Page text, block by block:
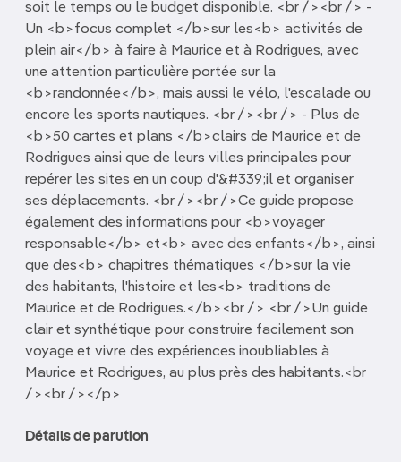
soit le temps ou le budget disponible. <br /><br /> -
Un <b>focus complet </b>sur les<b> activités de
plein air</b> à faire à Maurice et à Rodrigues, avec
une attention particulière portée sur la
<b>randonnée</b>, mais aussi le vélo, l'escalade ou
encore les sports nautiques. <br /><br /> - Plus de
<b>50 cartes et plans </b>clairs de Maurice et de
Rodrigues ainsi que de leurs villes principales pour
repérer les sites en un coup d'&#339;il et organiser
ses déplacements. <br /><br />Ce guide propose
également des informations pour <b>voyager
responsable</b> et<b> avec des enfants</b>, ainsi
que des<b> chapitres thématiques </b>sur la vie
des habitants, l'histoire et les<b> traditions de
Maurice et de Rodrigues.</b><br /> <br />Un guide
clair et synthétique pour construire facilement son
voyage et vivre des expériences inoubliables à
Maurice et Rodrigues, au plus près des habitants.<br
/><br /></p>
Détails de parution